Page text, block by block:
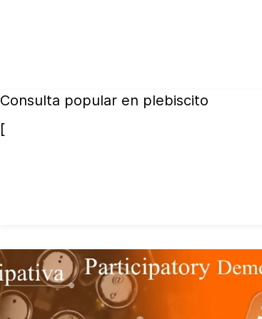
Consulta popular en plebiscito
[